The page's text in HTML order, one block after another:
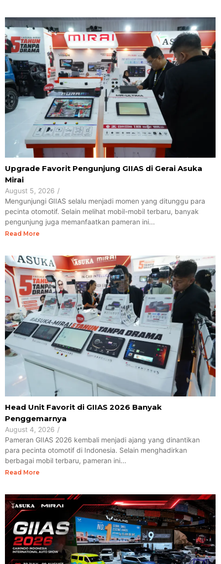
Upgrade Favorit Pengunjung GIIAS di Gerai Asuka
Mirai
August 5, 2026 /
Mengunjungi GIIAS selalu menjadi momen yang ditunggu para
pecinta otomotif. Selain melihat mobil-mobil terbaru, banyak
pengunjung juga memanfaatkan pameran ini...
Read More
Head Unit Favorit di GIIAS 2026 Banyak
Penggemarnya
August 4, 2026 /
Pameran GIIAS 2026 kembali menjadi ajang yang dinantikan
para pecinta otomotif di Indonesia. Selain menghadirkan
berbagai mobil terbaru, pameran ini...
Read More